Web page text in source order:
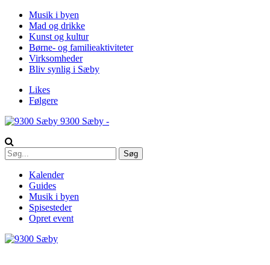
Musik i byen
Mad og drikke
Kunst og kultur
Børne- og familieaktiviteter
Virksomheder
Bliv synlig i Sæby
Likes
Følgere
9300 Sæby -
Kalender
Guides
Musik i byen
Spisesteder
Opret event